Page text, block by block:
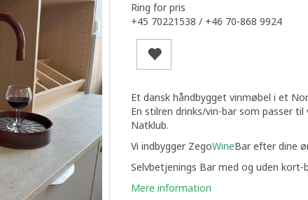
Ring for pris
+45 70221538 / +46 70-868 9924
Et dansk håndbygget vinmøbel i et
En stilren drinks/vin-bar som passer
Natklub.
Vi indbygger ZegoWineBar efter dine
Selvbetjenings Bar med og uden kort-
Mere information